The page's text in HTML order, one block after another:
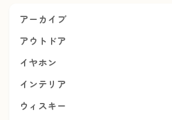
アーカイブ
アウトドア
イヤホン
インテリア
ウィスキー